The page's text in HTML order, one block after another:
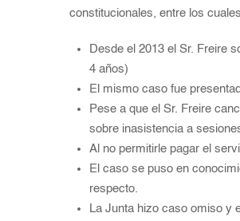
constitucionales, entre los
Desde el 2013 el Sr. Freire
4 años)
El mismo caso fue
Pese a que el Sr. Freire
sobre inasistencia a
Al no permitirle pagar el
El caso se puso en
respecto.
La Junta hizo caso omiso y